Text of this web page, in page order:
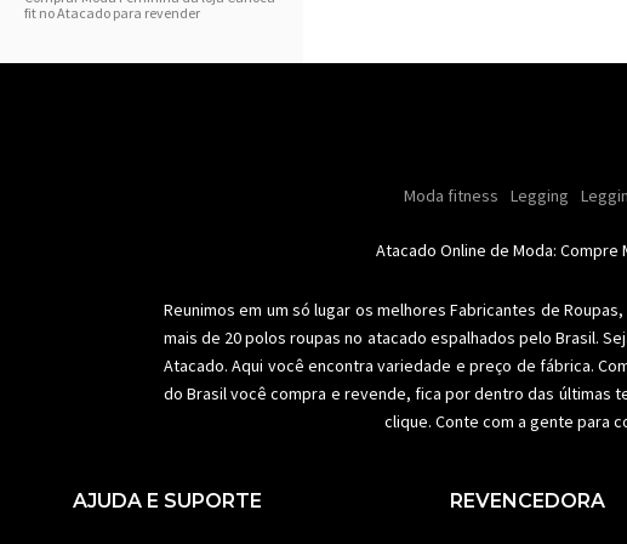
fit no Atacado para revender
Especial natal Toda loja Feminino
Moda masculino Moda masculina
Moda fitness Legging
Oleos e cremes
Atacado Online de Moda: Compre
Reunimos em um só lugar os melhoresFabricantes de Roupas
mais de 20 polos roupas no atacado espalhados pelo Brasil.
Atacado. Aqui você encontra variedade e preço de fábrica.
do Brasil você compra e revende, fica por dentro das últimas
clique. Conte com a gente para
AJUDA E SUPORTE REVENCEDORA